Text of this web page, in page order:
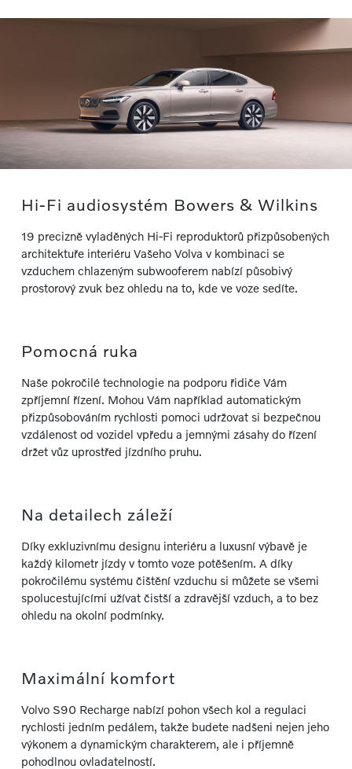
Hi-Fi audiosystém Bowers & Wilkins
19 precizně vyladěných Hi-Fi reproduktorů přizpůsobených
architektuře interiéru Vašeho Volva v kombinaci se
vzduchem chlazeným subwooferem nabízí působivý
prostorový zvuk bez ohledu na to, kde ve voze sedíte.
Pomocná ruka
Naše pokročilé technologie na podporu řidiče Vám
zpříjemní řízení. Mohou Vám například automatickým
přizpůsobováním rychlosti pomoci udržovat si bezpečnou
vzdálenost od vozidel vpředu a jemnými zásahy do řízení
držet vůz uprostřed jízdního pruhu.
Na detailech záleží
Díky exkluzivnímu designu interiéru a luxusní výbavě je
každý kilometr jízdy v tomto voze potěšením. A díky
pokročilému systému čištění vzduchu si můžete se všemi
spolucestujícími užívat čistší a zdravější vzduch, a to bez
ohledu na okolní podmínky.
Maximální komfort
Volvo S90 Recharge nabízí pohon všech kol a regulaci
rychlosti jedním pedálem, takže budete nadšeni nejen jeho
výkonem a dynamickým charakterem, ale i příjemně
pohodlnou ovladatelností.